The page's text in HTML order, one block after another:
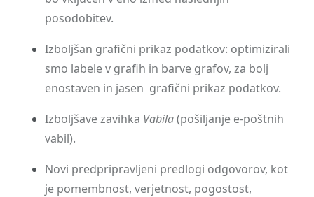
posodobitev.
Izboljšan grafični prikaz podatkov: optimizirali
smo labele v grafih in barve grafov, za bolj
enostaven in jasen grafični prikaz podatkov.
Izboljšave zavihka Vabila(pošiljanje e-poštnih
vabil).
Novi predpripravljeni predlogi odgovorov, kot
je pomembnost, verjetnost, pogostost,